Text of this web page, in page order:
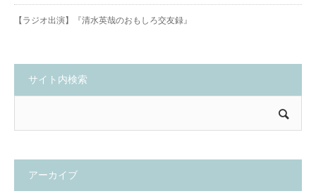
【ラジオ出演】『清水英哉のおもしろ交友録』
サイト内検索
アーカイブ